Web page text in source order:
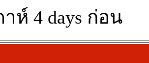
ห์ 4 days ก่อน